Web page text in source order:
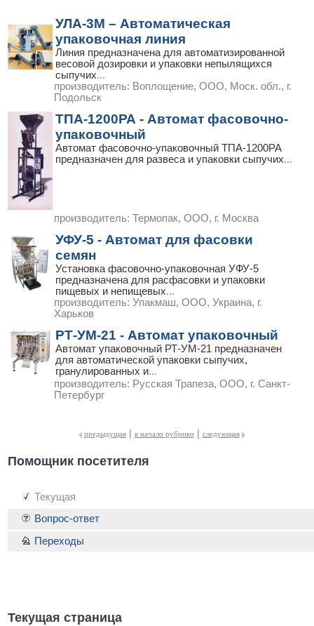
УЛА-3М – Автоматическая
упаковочная линия
Линия предназначена для автоматизированной
весовой дозировки и упаковки непылящихся
сыпучих...
производитель: Воплощение, ООО, Моск. обл., г.
Подольск
ТПА-1200РА - Автомат фасовочно-
упаковочный
Автомат фасовочно-упаковочный ТПА-1200РА
предназначен для развеса и упаковки сыпучих...
производитель: Термопак, ООО, г. Москва
УФУ-5 - Автомат для фасовки
семян
Установка фасовочно-упаковочная УФУ-5
предназначена для расфасовки и упаковки
пищевых и непищевых...
производитель: Упакмаш, ООО, Украина, г.
Харьков
РТ-УМ-21 - Автомат упаковочный
Автомат упаковочный РТ-УМ-21 предназначен
для автоматической упаковки сыпучих,
гранулированных и...
производитель: Русская Трапеза, ООО, г. Санкт-
Петербург
предыдущая | в начало рубрики | следующая
Помощник посетителя
Текущая
Текущая страница
Вопрос-ответ
Переходы